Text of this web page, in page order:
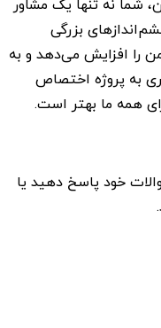
بزرگی
را افزایش می‌دهد و به
به پروژه اختصاص
همه ما بهتر است.
خود پاسخ دهید یا